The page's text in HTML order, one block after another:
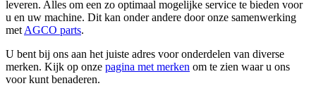
leveren. Alles om een zo optimaal mogelijke service te bieden voor
u en uw machine. Dit kan onder andere door onze samenwerking
met AGCO parts.
U bent bij ons aan het juiste adres voor onderdelen van diverse
merken. Kijk op onze pagina met merken om te zien waar u ons
voor kunt benaderen.